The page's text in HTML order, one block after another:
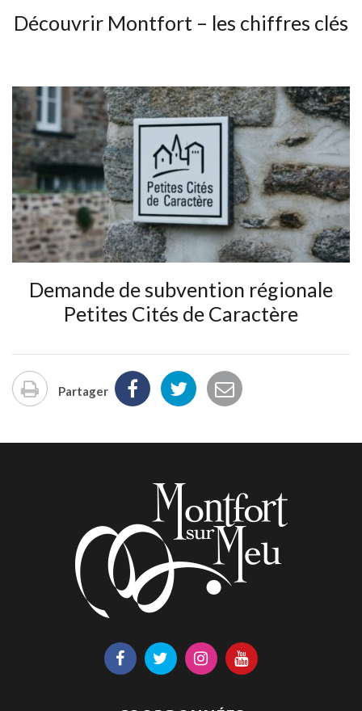
Découvrir Montfort – les chiffres clés
Demande de subvention régionale
Petites Cités de Caractère
Imprimer
Partager
Lien Lien Lien Lien